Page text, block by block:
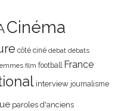
Cinéma
côté ciné débat débats
film football France
interview journalisme
paroles d'anciens